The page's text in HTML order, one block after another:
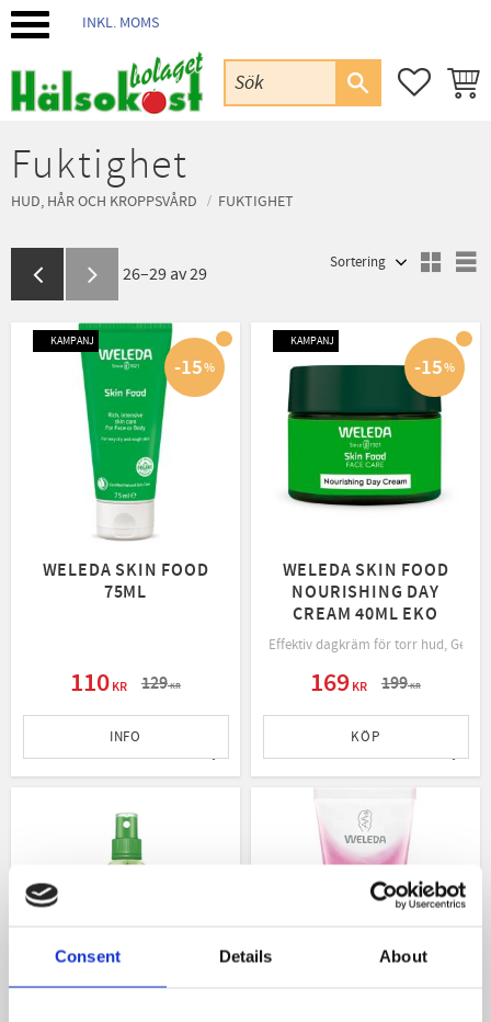
Consent Details About
INKL. MOMS
Fuktighet
HUD, HÅR OCH KROPPSVÅRD FUKTIGHET
26–29 av29
WELEDA SKIN FOOD
75ML
110KR 129KR
15%
KAMPANJ
Lägg till i favoriter
INFO
WELEDA SKIN FOOD
NOURISHING DAY
CREAM 40ML EKO
Effektiv dagkräm för torr hud, Ger
169KR 199KR
15%
KAMPANJ
KÖP